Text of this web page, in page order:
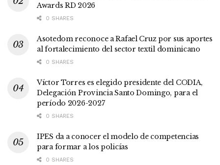
Awards RD 2026
0 SHARES
Asotedom reconoce a Rafael Cruz por sus aportes
al fortalecimiento del sector textil dominicano
0 SHARES
Víctor Torres es elegido presidente del CODIA,
Delegación Provincia Santo Domingo, para el
período 2026-2027
0 SHARES
IPES da a conocer el modelo de competencias
para formar a los policías
0 SHARES